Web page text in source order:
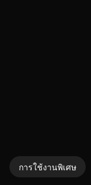
การใช้งานพิเศษ